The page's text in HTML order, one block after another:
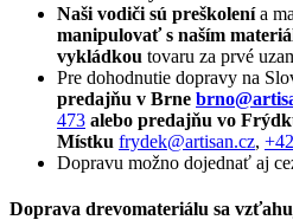
Naši vodiči sú preškolenía
manipulovať s naším
vykládkou tovaru za prvé
Pre dohodnutie dopravy na
predajňu v Brne
473 alebo predajňu vo
Místku frydek@artisan.cz,
Dopravu možno dojednať aj
Doprava drevomateriálu sa